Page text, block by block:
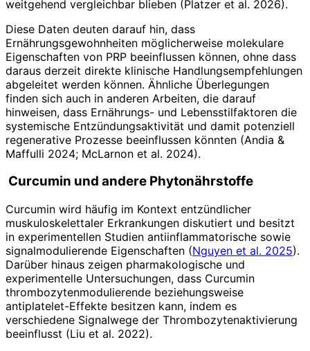
weitgehend vergleichbar blieben (Platzer et al. 2026).
Diese Daten deuten darauf hin, dass
Ernährungsgewohnheiten möglicherweise molekulare
Eigenschaften von PRP beeinflussen können, ohne dass
daraus derzeit direkte klinische Handlungsempfehlungen
abgeleitet werden können. Ähnliche Überlegungen
finden sich auch in anderen Arbeiten, die darauf
hinweisen, dass Ernährungs- und Lebensstilfaktoren die
systemische Entzündungsaktivität und damit potenziell
regenerative Prozesse beeinflussen könnten (Andia &
Maffulli 2024; McLarnon et al. 2024).
Curcumin und andere Phytonährstoffe
Curcumin wird häufig im Kontext entzündlicher
muskuloskelettaler Erkrankungen diskutiert und besitzt
in experimentellen Studien antiinflammatorische sowie
signalmodulierende Eigenschaften (Nguyen et al. 2025).
Darüber hinaus zeigen pharmakologische und
experimentelle Untersuchungen, dass Curcumin
thrombozytenmodulierende beziehungsweise
antiplatelet-Effekte besitzen kann, indem es
verschiedene Signalwege der Thrombozytenaktivierung
beeinflusst (Liu et al. 2022).